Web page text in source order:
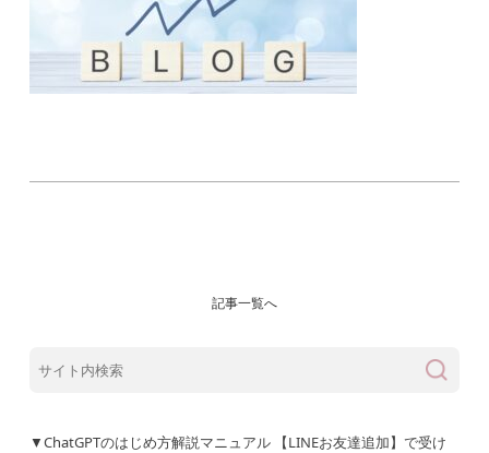
記事一覧へ
▼ChatGPTのはじめ方解説マニュアル 【LINEお友達追加】で受け